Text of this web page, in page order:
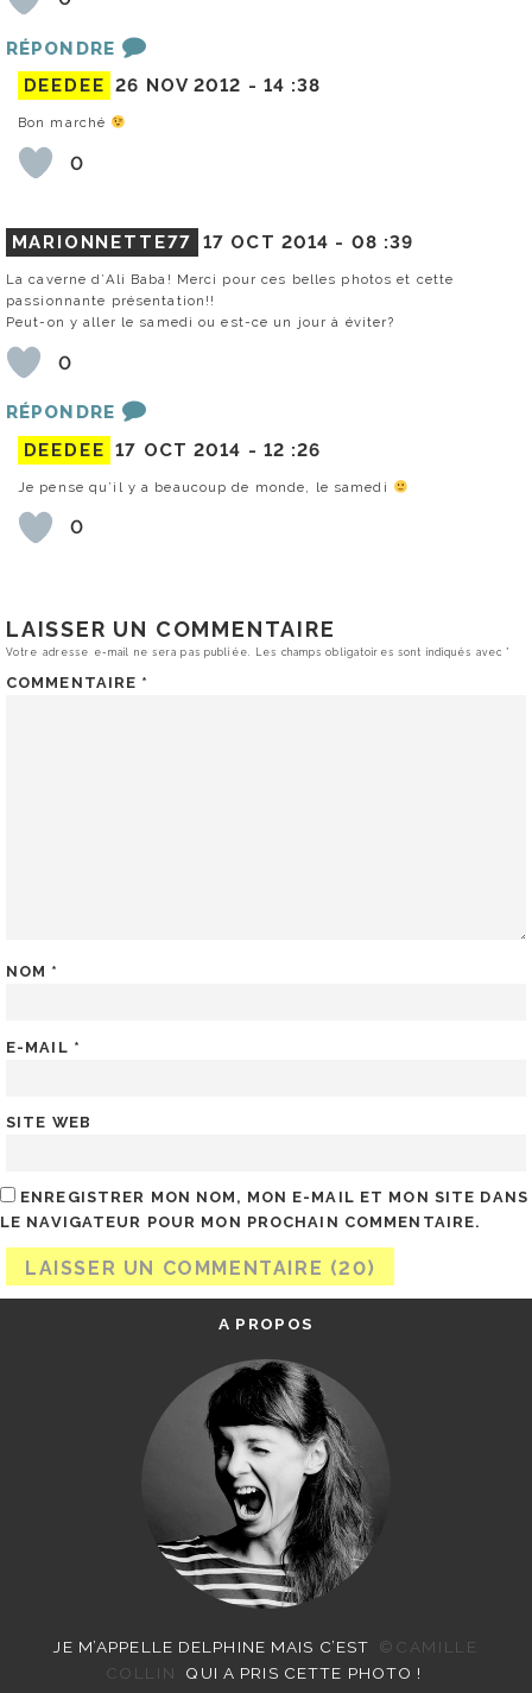
RÉPONDRE
DEEDEE 26 NOV 2012 - 14 :38
Bon marché
0
MARIONNETTE77 17 OCT 2014 - 08 :39
La caverne d’Ali Baba! Merci pour ces belles photos et cette
passionnante présentation!!
Peut-on y aller le samedi ou est-ce un jour à éviter?
0
RÉPONDRE
DEEDEE 17 OCT 2014 - 12 :26
Je pense qu’il y a beaucoup de monde, le samedi
0
LAISSER UN COMMENTAIRE
Votre adresse e-mail ne sera pas publiée. Les champs obligatoires sont indiqués avec*
COMMENTAIRE *
NOM *
E-MAIL *
SITE WEB
ENREGISTRER MON NOM, MON E-MAIL ET MON SITE DANS
LE NAVIGATEUR POUR MON PROCHAIN COMMENTAIRE.
A PROPOS
JE M’APPELLE DELPHINE MAIS C’EST
©CAMILLE
COLLIN
QUI A PRIS CETTE PHOTO !